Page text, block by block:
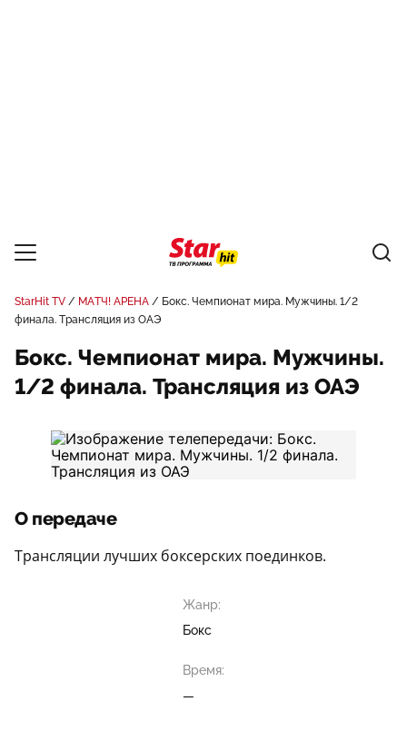
StarHit TV МАТЧ! АРЕНА
Бокс. Чемпионат мира. Мужчины. 1/2
финала. Трансляция из ОАЭ
Бокс. Чемпионат мира. Мужчины.
1/2 финала. Трансляция из ОАЭ
О передаче
Трансляции лучших боксерских поединков.
Жанр:
Бокс
Время:
—